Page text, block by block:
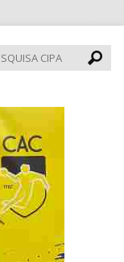
CIPA